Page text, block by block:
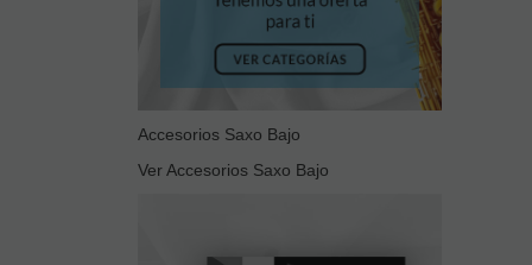
Accesorios Saxo Bajo
Ver Accesorios Saxo Bajo